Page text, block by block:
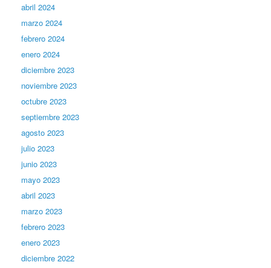
abril 2024
marzo 2024
febrero 2024
enero 2024
diciembre 2023
noviembre 2023
octubre 2023
septiembre 2023
agosto 2023
julio 2023
junio 2023
mayo 2023
abril 2023
marzo 2023
febrero 2023
enero 2023
diciembre 2022